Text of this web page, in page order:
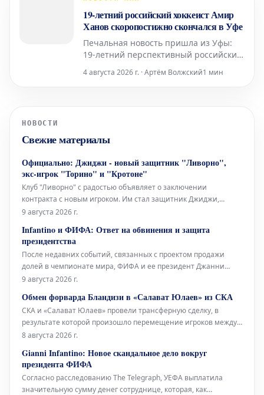
19-летний российский хоккеист Амир
Ханов скоропостижно скончался в Уфе
Печальная новость пришла из Уфы:
19-летний перспективный российский
Трагический инцидент произошел во
4 августа 2026 г. · Артём Волжский1 мин
НОВОСТИ
Свежие материалы
Официально: Джиджи - новый защитник "Ливорно",
экс-игрок "Торино" и "Кротоне"
Клуб "Ливорно" с радостью объявляет о заключении
контракта с новым игроком. Им стал защитник Джиджи,
известный по выступлениям за такие команды, как "Торино" и
обороны "Ливорно". Игрок привнесет в команду свой опыт и
профессионализм,
9 августа 2026 г.
Infantino и ФИФА: Ответ на обвинения и защита
президентства
После недавних событий, связанных с проектом продажи
долей в чемпионате мира, ФИФА и ее президент Джанни
Инфантино решили дать решительный и наступательный
будут облегчать процесс для каких-либо потенциальных
оппонентов на предстоящ
9 августа 2026 г.
Обмен форварда Бландизи в «Салават Юлаев» из СКА
СКА и «Салават Юлаев» провели трансферную сделку, в
результате которой произошло перемещение игроков между
командами. Уфимский клуб получил нападающего Джозефа
спортивные права на голкипера Даниила Тарасова. 32-летний
Бландизи выступал за
8 августа 2026 г.
Gianni Infantino: Новое скандальное дело вокруг
президента ФИФА
Согласно расследованию The Telegraph, УЕФА выплатила
значительную сумму денег сотруднице, которая, как